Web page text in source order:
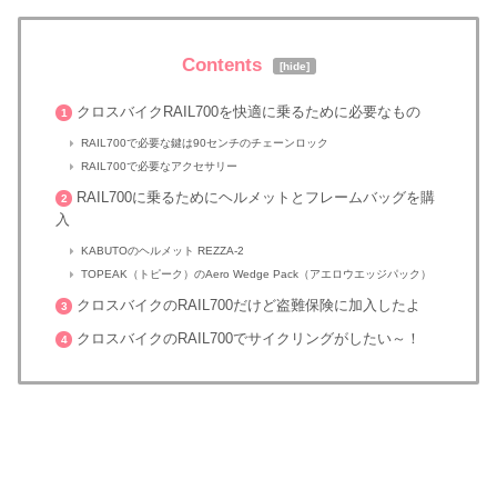
Contents [hide]
1 クロスバイクRAIL700を快適に乗るために必要なもの
RAIL700で必要な鍵は90センチのチェーンロック
RAIL700で必要なアクセサリー
2
RAIL700に乗るためにヘルメットとフレームバッグを購
入
KABUTOのヘルメット REZZA-2
TOPEAK（トピーク）のAero Wedge Pack（アエロウエッジパック）
3 クロスバイクのRAIL700だけど盗難保険に加入したよ
4 クロスバイクのRAIL700でサイクリングがしたい～！